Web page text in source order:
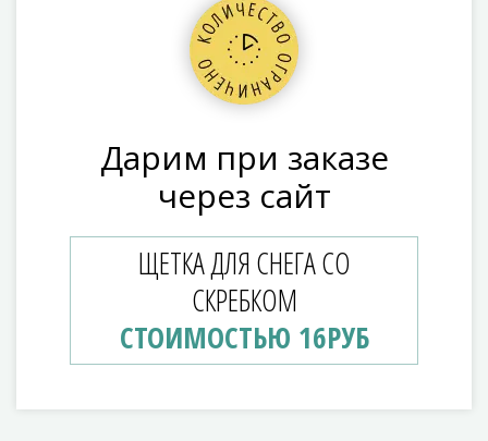
Дарим при заказе
через сайт
ЩЕТКА ДЛЯ СНЕГА СО
СКРЕБКОМ
СТОИМОСТЬЮ 16РУБ